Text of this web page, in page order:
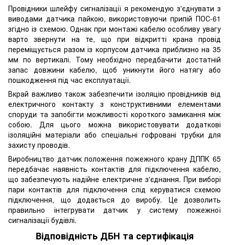
Провідники шлейфу сигналізації я рекомендую з'єднувати з
виводами датчика пайкою, використовуючи припій ПОС-61
згідно із схемою. Однак при монтажі кабелю особливу увагу
варто звернути на те, що при відкритті крана провід
переміщується разом із корпусом датчика приблизно на 35
мм по вертикалі. Тому необхідно передбачити достатній
запас довжини кабелю, щоб уникнути його натягу або
пошкодження під час експлуатації.
Вкрай важливо також забезпечити ізоляцію провідників від
електричного контакту з конструктивними елементами
споруди та запобігти можливості короткого замикання між
собою. Для цього можна використовувати додаткові
ізоляційні матеріали або спеціальні гофровані трубки для
захисту проводів.
Виробництво датчик положення пожежного крану ДППК 65
передбачає наявність контактів для підключення кабелю,
що забезпечують надійне електричне з'єднання. При виборі
пари контактів для підключення слід керуватися схемою
підключення, що додається до виробу. Це дозволить
правильно інтегрувати датчик у систему пожежної
сигналізації будівлі.
Відповідність ДБН та сертифікація